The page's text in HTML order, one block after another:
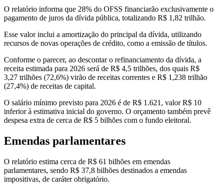
O relatório informa que 28% do OFSS financiarão exclusivamente o
pagamento de juros da dívida pública, totalizando R$ 1,82 trilhão.
Esse valor inclui a amortização do principal da dívida, utilizando
recursos de novas operações de crédito, como a emissão de títulos.
Conforme o parecer, ao descontar o refinanciamento da dívida, a
receita estimada para 2026 será de R$ 4,5 trilhões, dos quais R$
3,27 trilhões (72,6%) virão de receitas correntes e R$ 1,238 trilhão
(27,4%) de receitas de capital.
O salário mínimo previsto para 2026 é de R$ 1.621, valor R$ 10
inferior à estimativa inicial do governo. O orçamento também prevê
despesa extra de cerca de R$ 5 bilhões com o fundo eleitoral.
Emendas parlamentares
O relatório estima cerca de R$ 61 bilhões em emendas
parlamentares, sendo R$ 37,8 bilhões destinados a emendas
impositivas, de caráter obrigatório.